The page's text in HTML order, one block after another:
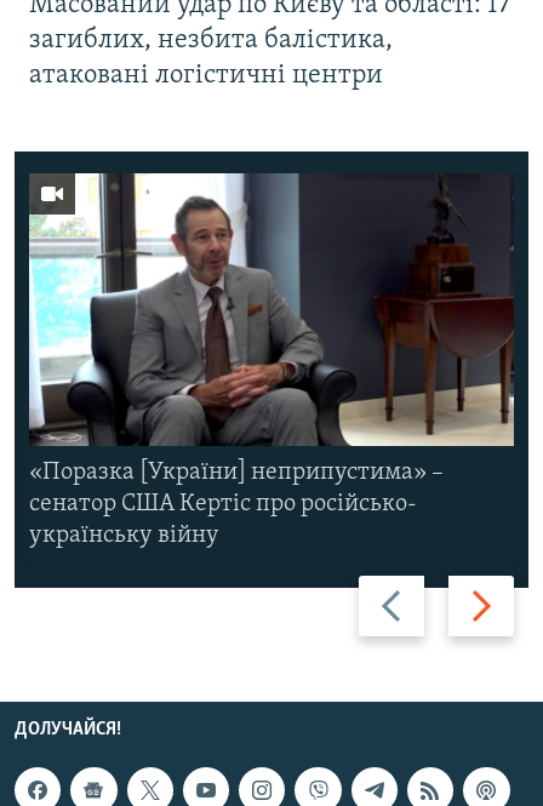
загиблих, незбита балістика,
атаковані логістичні центри
Назад Вперед
«Поразка [України] неприпустима» –
сенатор США Кертіс про російсько-
українську війну
ДОЛУЧАЙСЯ!